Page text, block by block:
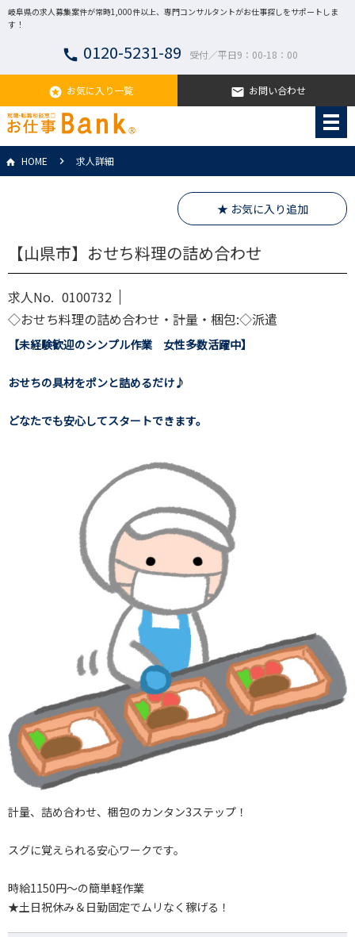
岐阜県の求人募集案件が常時1,000件以上、専門コンサルタントがお仕事探しをサポートしま
す！
call 0120-5231-89 受付／平日9：00-18：00
stars お気に入り一覧 email お問い合わせ
HOME 求人詳細
★ お気に入り追加
【山県市】おせち料理の詰め合わせ
求人No. 0100732
◇おせち料理の詰め合わせ・計量・梱包:◇派遣
【未経験歓迎のシンプル作業 女性多数活躍中】
おせちの具材をポンと詰めるだけ♪
どなたでも安心してスタートできます。
計量、詰め合わせ、梱包のカンタン3ステップ！
スグに覚えられる安心ワークです。
時給1150円～の簡単軽作業
★土日祝休み＆日勤固定でムリなく稼げる！